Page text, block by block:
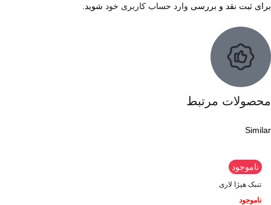
برای ثبت نقد و بررسی وارد حساب کاربری خود شوید.
محصولات مرتبط
Similar
ناموجود
تنبک هیژا لاری
ناموجود